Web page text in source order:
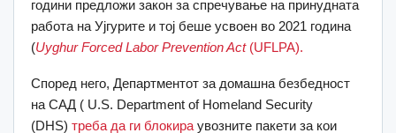
години предложи закон за спречување на принудната
работа на Ујгурите и тој беше усвоен во 2021 година
(Uyghur Forced Labor Prevention Act (UFLPA).
Според него, Департментот за домашна безбедност
на САД ( U.S. Department of Homeland Security
(DHS) треба да ги блокира увозните пакети за кои